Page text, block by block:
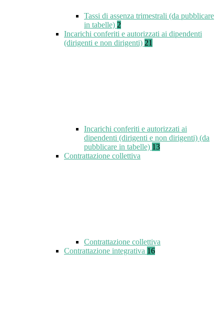
Tassi di assenza trimestrali (da pubblicare
in tabelle) 2
Incarichi conferiti e autorizzati ai dipendenti
(dirigenti e non dirigenti) 21
Incarichi conferiti e autorizzati ai
dipendenti (dirigenti e non dirigenti) (da
pubblicare in tabelle) 13
Contrattazione collettiva
Contrattazione collettiva
Contrattazione integrativa 16